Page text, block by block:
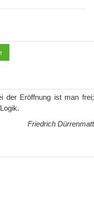
der Eröffnung ist man frei;
Friedrich Dürrenmatt